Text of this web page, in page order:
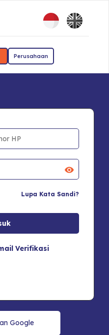
Perusahaan
Lupa Kata Sandi?
Verifikasi
Google